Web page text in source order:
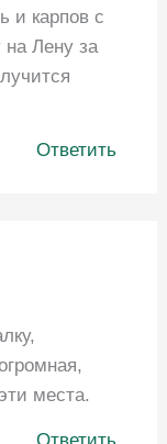
и карпов с
на Лену за
Ответить
места.